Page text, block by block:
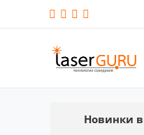
Новинки